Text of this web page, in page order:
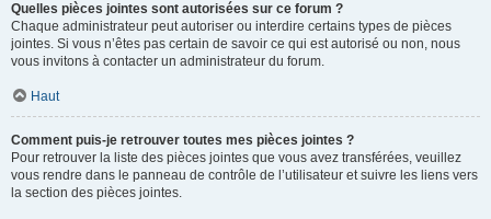
Quelles pièces jointes sont autorisées sur ce forum ?
Chaque administrateur peut autoriser ou interdire certains types de pièces
jointes. Si vous n’êtes pas certain de savoir ce qui est autorisé ou non, nous
vous invitons à contacter un administrateur du forum.
Haut
Comment puis-je retrouver toutes mes pièces jointes ?
Pour retrouver la liste des pièces jointes que vous avez transférées, veuillez
vous rendre dans le panneau de contrôle de l’utilisateur et suivre les liens vers
la section des pièces jointes.